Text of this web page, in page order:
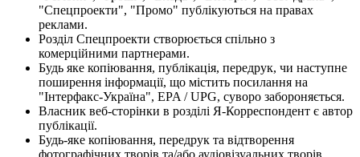
"Спецпроекти", "Промо" публікуються на правах
реклами.
Розділ Спецпроекти створюється спільно з
комерційними партнерами.
Будь яке копіювання, публікація, передрук, чи наступне
поширення інформації, що містить посилання на
"Інтерфакс-Україна", EPA / UPG, суворо забороняється.
Власник веб-сторінки в розділі Я-Корреспондент є автор
публікації.
Будь-яке копіювання, передрук та відтворення
фотографічних творів та/або аудіовізуальних творів